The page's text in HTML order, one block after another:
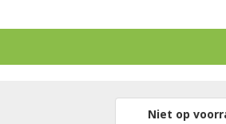
Niet op